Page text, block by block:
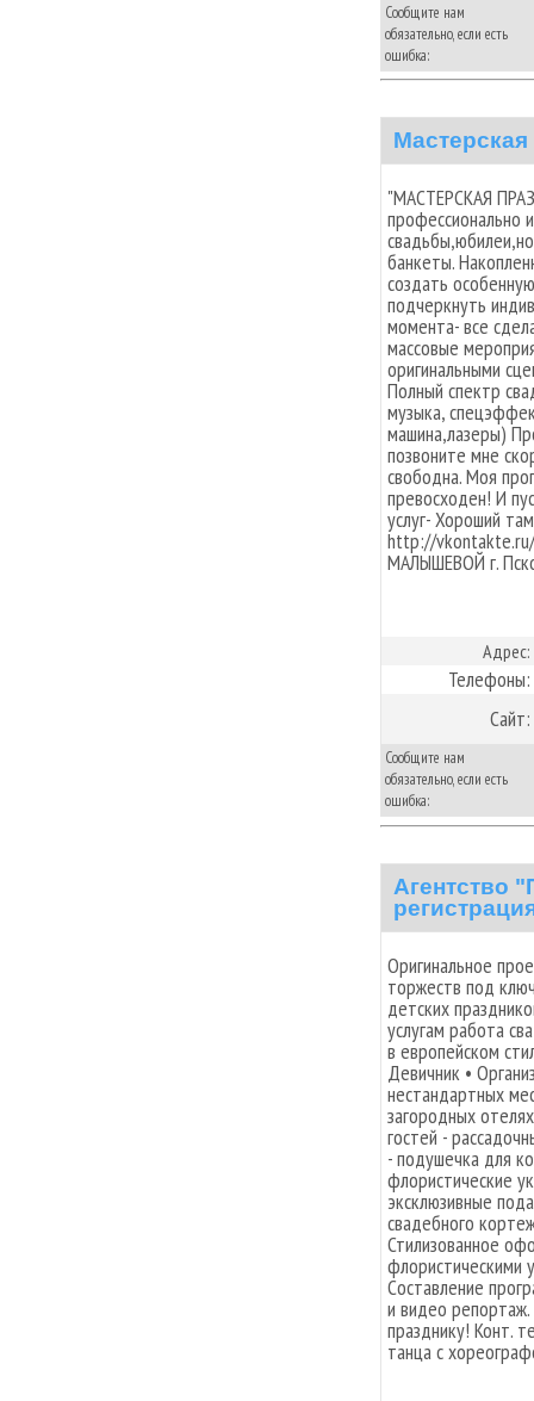
Сообщите нам
обязательно, если есть
ошибка:
"МАСТЕРСКАЯ
профессионально
банкеты.
создать
подчеркнуть
момента- все
массовые
оригинальными
Полный спектр
музыка,
машина,лазеры)
позвоните мне
свободна. Моя
превосходен! И
услуг- Хороший
http://
МАЛЫШЕВОЙ г.
Адрес:
Телефоны:
Сайт:
Сообщите нам
обязательно, если есть
ошибка:
Агентство
Оригинальное
торжеств под
детских
услугам работа
в европейском
Девичник •
нестандартных
загородных
гостей -
- подушечка для
флористические
эксклюзивные
свадебного
Стилизованное
флористическими
Составление
и видео
празднику! Конт.
танца с